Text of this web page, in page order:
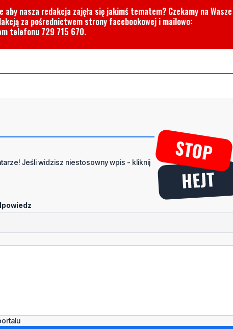
nasza redakcja zajęła się jakimś tematem? Czekamy na Wasze
za pośrednictwem strony facebookowej i mailowo:
telefonu 729 715 670.
Jeśli widzisz niestosowny wpis - kliknij